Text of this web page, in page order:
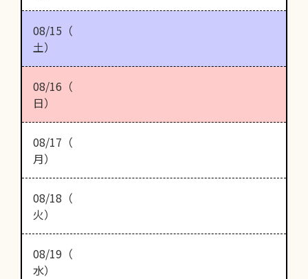
08/15（
土）
08/16（
日）
08/17（
月）
08/18（
火）
08/19（
水）